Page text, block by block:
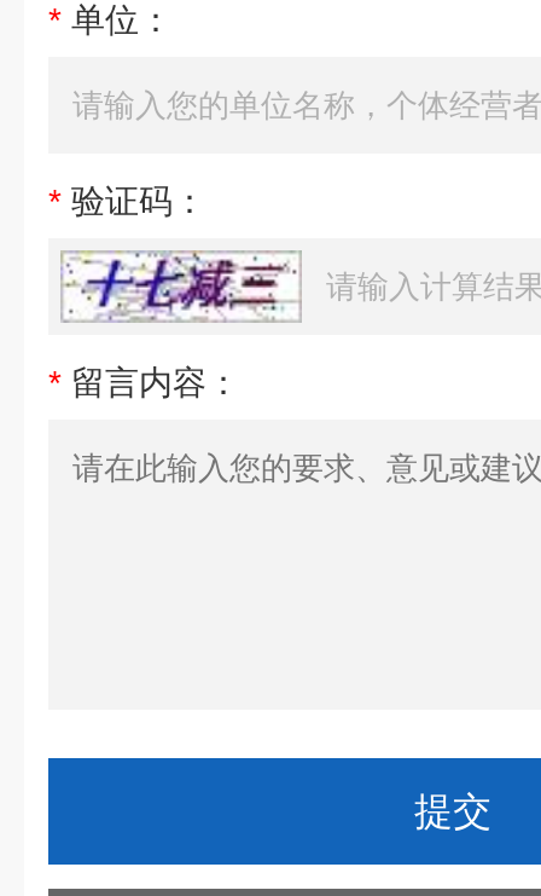
* 单位：
* 验证码：
* 留言内容：